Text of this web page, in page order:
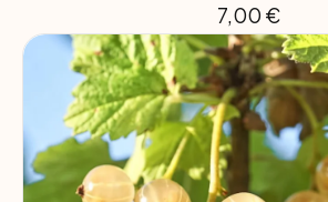
7,00 €